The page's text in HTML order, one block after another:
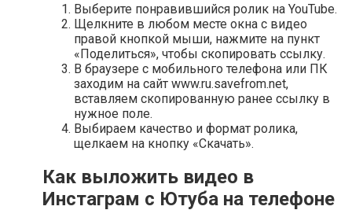
Выберите понравившийся ролик на YouTube.
Щелкните в любом месте окна с видео
правой кнопкой мыши, нажмите на пункт
«Поделиться», чтобы скопировать ссылку.
В браузере с мобильного телефона или ПК
заходим на сайт www.ru.savefrom.net,
вставляем скопированную ранее ссылку в
нужное поле.
Выбираем качество и формат ролика,
щелкаем на кнопку «Скачать».
Как выложить видео в
Инстаграм с Ютуба на телефоне